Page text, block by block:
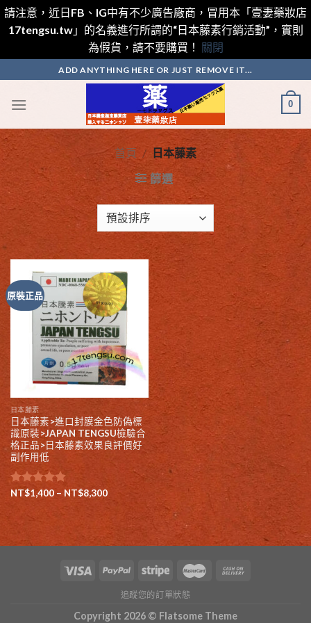
請注意，近日FB、IG中有不少廣告廠商，冒用本「壹妻藥妝店
17tengsu.tw」的名義進行所謂的“日本藤素行銷活動”，實則
為假貨，請不要購買！ 關閉
to
content
ADD ANYTHING HERE OR JUST REMOVE IT...
0
首頁 / 日本藤素
篩選
原裝正品
日本藤素
日本藤素>進口封膜金色防偽標
識原裝>JAPAN TENGSU檢驗合
格正品>日本藤素效果良評價好
副作用低
評分4.80
NT$1,400– NT$8,300
追蹤您的訂單狀態
Copyright 2026 © Flatsome Theme